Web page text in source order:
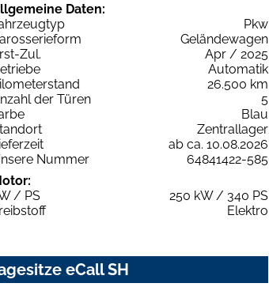
Daten:
Pkw
Geländewagen
Zul.
Apr / 2025
Automatik
26.500 km
der Türen
5
Blau
Zentrallager
ab ca. 10.08.2026
Nummer
64841422-585
/ PS
250 kW / 340 PS
Elektro
eCall SH